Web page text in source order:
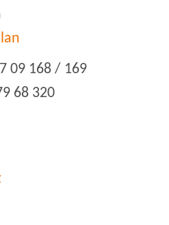
09 168 / 169
68 320